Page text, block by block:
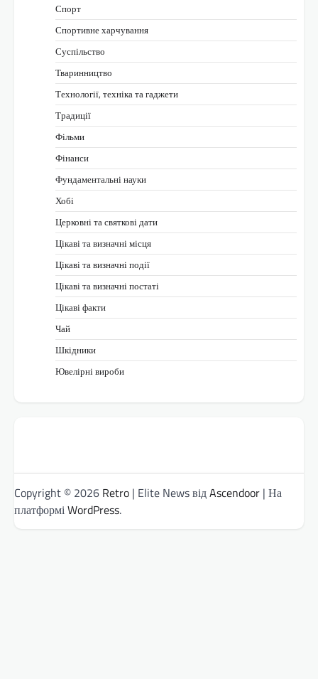
Спорт
Спортивне харчування
Суспільство
Тваринництво
Технології, техніка та гаджети
Традиції
Фільми
Фінанси
Фундаментальні науки
Хобі
Церковні та святкові дати
Цікаві та визначні місця
Цікаві та визначні події
Цікаві та визначні постаті
Цікаві факти
Чай
Шкідники
Ювелірні вироби
Copyright © 2026 Retro | Elite News відAscendoor | На
платформіWordPress.